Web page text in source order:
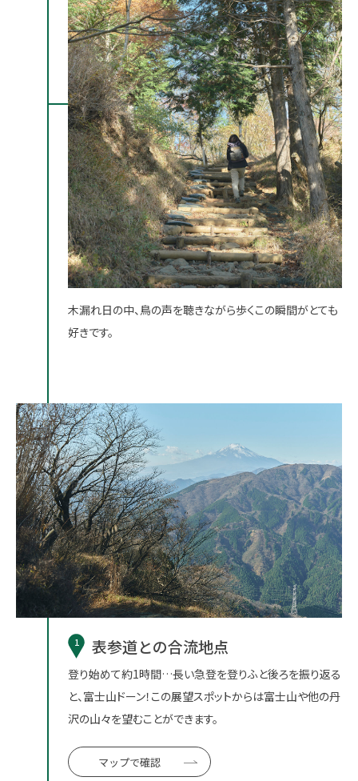
木漏れ日の中、鳥の声を聴きながら歩くこの瞬間がとても
好きです。
1 表参道との合流地点
登り始めて約1時間…長い急登を登りふと後ろを振り返る
と、富士山ドーン！この展望スポットからは富士山や他の丹
沢の山々を望むことができます。
マップで確認